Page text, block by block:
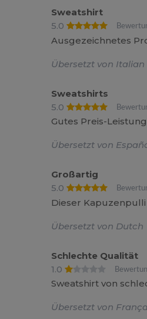
Sweatshirt
5.0
Ausgezeichnetes
Übersetzt von Italian
Sweatshirts
5.0
Gutes Preis-
Übersetzt von
Großartig
5.0
Dieser
Übersetzt von Dutch
Schlechte Qualität
1.0
Sweatshirt von
Übersetzt von